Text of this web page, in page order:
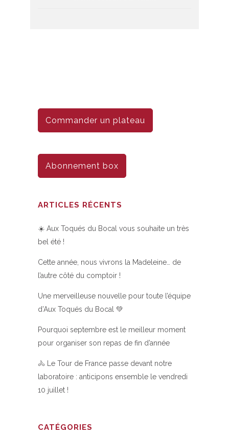
Commander un plateau
Abonnement box
ARTICLES RÉCENTS
☀️ Aux Toqués du Bocal vous souhaite un très
bel été !
Cette année, nous vivrons la Madeleine… de
l’autre côté du comptoir !
Une merveilleuse nouvelle pour toute l’équipe
d’Aux Toqués du Bocal 💚
Pourquoi septembre est le meilleur moment
pour organiser son repas de fin d’année
🚴 Le Tour de France passe devant notre
laboratoire : anticipons ensemble le vendredi
10 juillet !
CATÉGORIES